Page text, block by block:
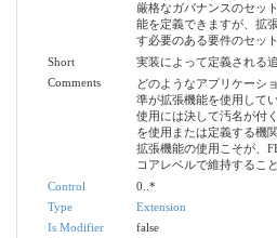
厳格なガバナンスのセッ
能を定義できますが、拡
す必要のある要件のセッ
Short
実装によって定義される
Comments
どのようなアプリケーシ
準が拡張機能を使用して
使用には決して汚名が付
を使用または定義する機
拡張機能の使用こそが、
コアレベルで維持するこ
Control
0..*
Type
Extension
Is Modifier
false